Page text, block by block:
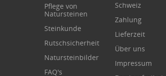
Pflege von
Natursteinen
Steinkunde
Rutschsicherheit
Natursteinbilder
FAQ's
Schweiz
Zahlung
Lieferzeit
Über uns
Impressum